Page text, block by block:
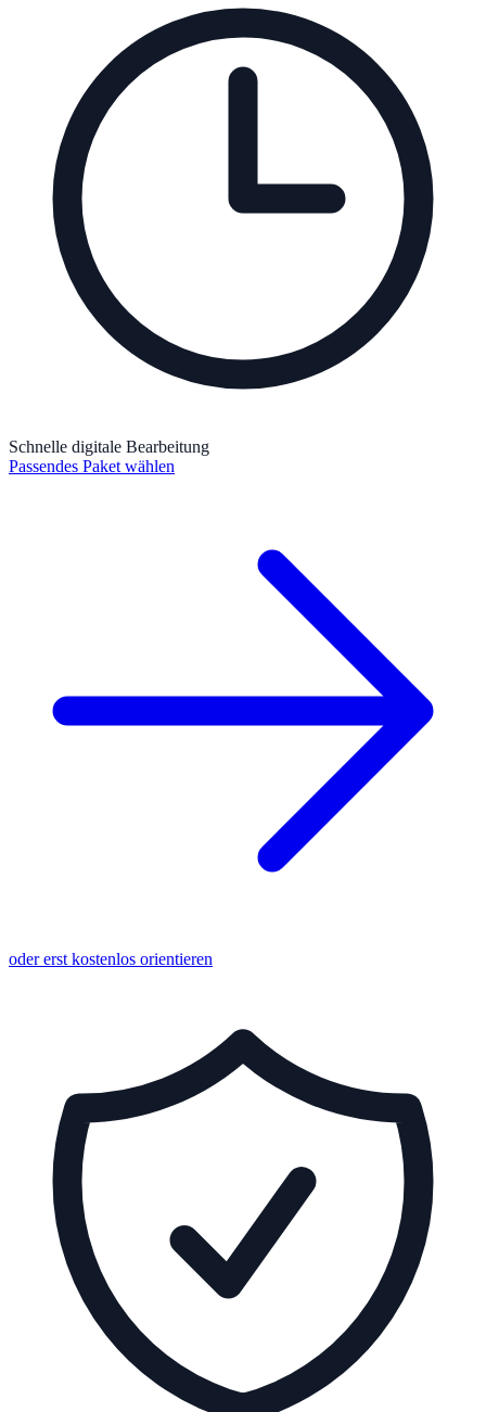
Schnelle digitale Bearbeitung
Passendes Paket wählen
oder erst kostenlos orientieren